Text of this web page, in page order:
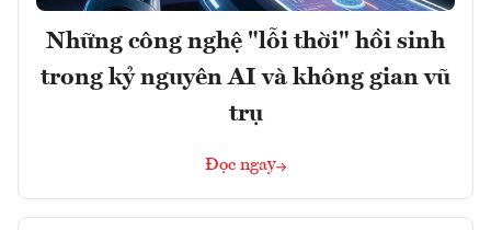
Những công nghệ "lỗi thời" hồi sinh
trong kỷ nguyên AI và không gian vũ
trụ
Đọc ngay